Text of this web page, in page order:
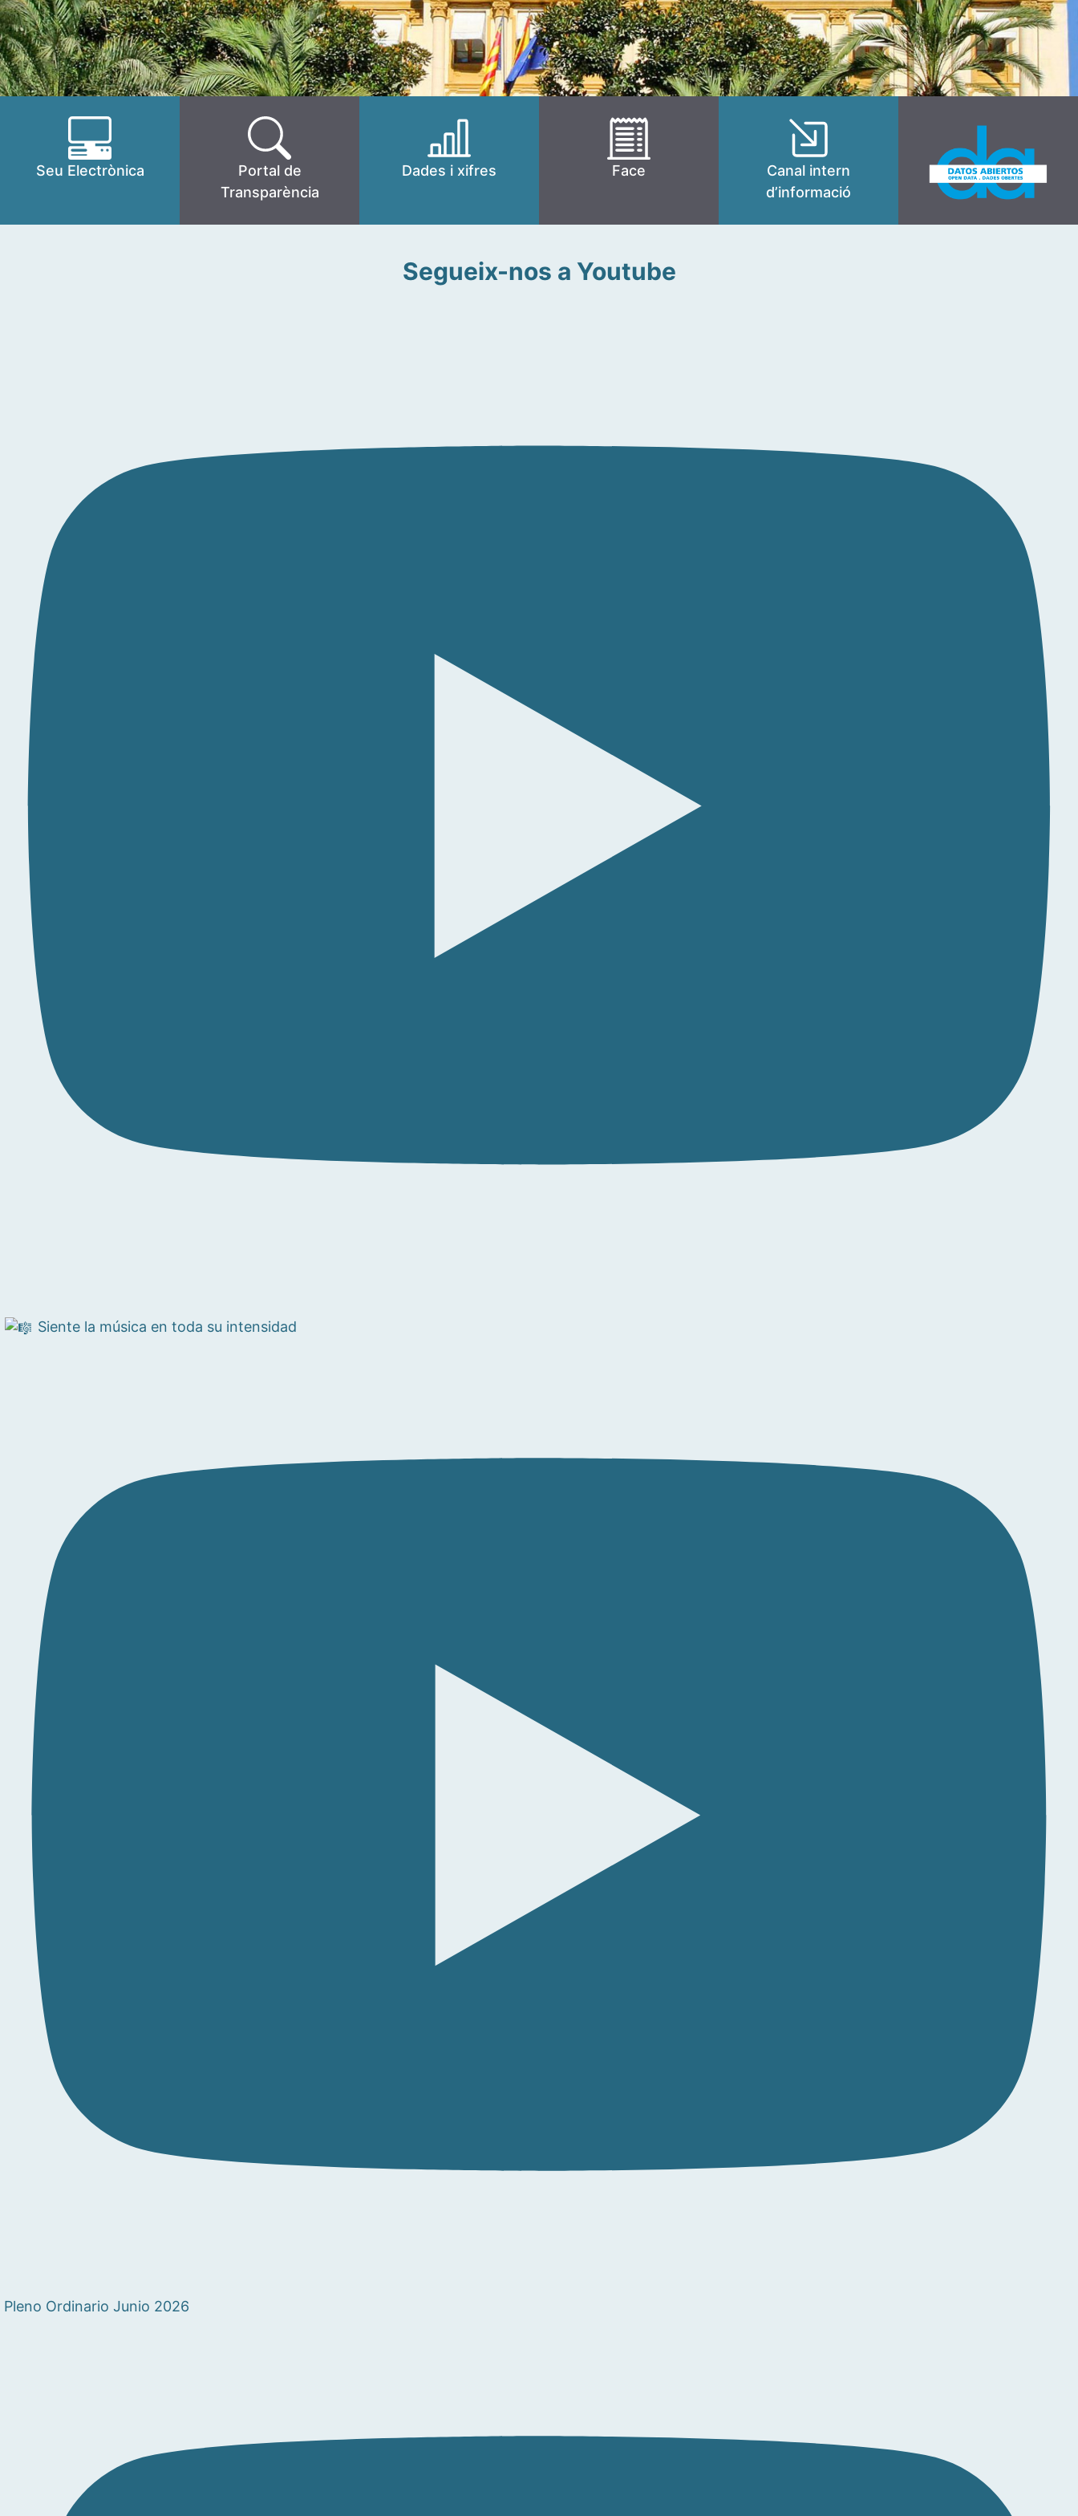
Seu Electrònica
Portal de
Transparència
Dades i xifres Face
Canal intern
d’informació
Segueix-nos a Youtube
Siente la música en toda su intensidad
Pleno Ordinario Junio 2026